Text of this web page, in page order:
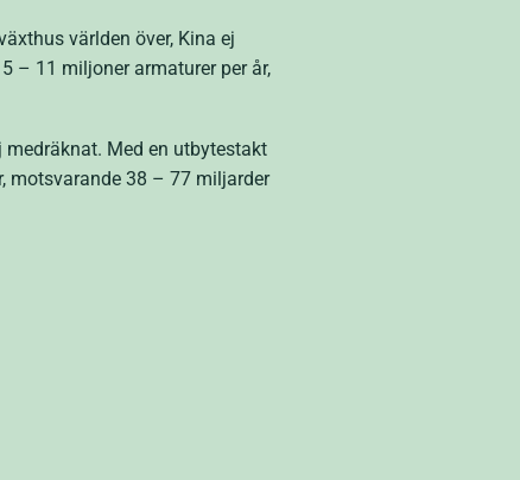
världen över, Kina ej
– 11 miljoner armaturer per år,
Med en utbytestakt
motsvarande 38 – 77 miljarder